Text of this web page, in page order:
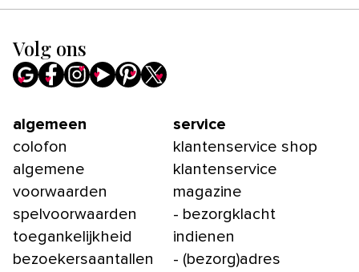
Volg ons
algemeen
colofon
algemene
voorwaarden
spelvoorwaarden
toegankelijkheid
bezoekersaantallen
service
klantenservice shop
klantenservice
magazine
- bezorgklacht
indienen
- (bezorg)adres